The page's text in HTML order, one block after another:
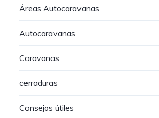
Áreas Autocaravanas
Autocaravanas
Caravanas
cerraduras
Consejos útiles